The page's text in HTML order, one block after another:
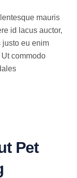
mauris
id lacus auctor,
justo eu enim
commodo
Pet